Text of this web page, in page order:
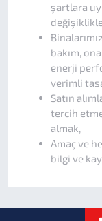
şartlara
bakım,
enerji
verimli
Satın
tercih
almak,
Amaç ve
bilgi ve
Sigorta Acenteliği